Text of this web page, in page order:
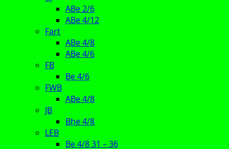
ABe 2/6
ABe 4/12
Fart
ABe 4/8
ABe 4/6
FB
Be 4/6
FWB
ABe 4/8
JB
Bhe 4/8
LEB
Be 4/8 31 – 36